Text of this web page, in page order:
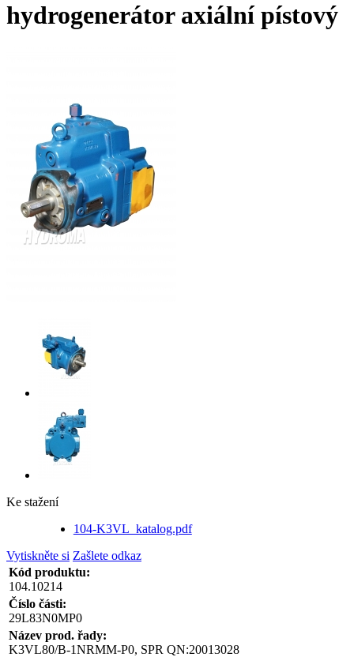
hydrogenerátor axiální pístový
Ke stažení
104-K3VL_katalog.pdf
Vytiskněte si Zašlete odkaz
Kód produktu:
104.10214
Číslo části:
29L83N0MP0
Název prod. řady:
K3VL80/B-1NRMM-P0, SPR QN:20013028